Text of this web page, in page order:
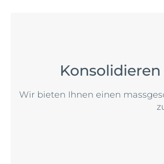
Wir bieten Ihnen einen